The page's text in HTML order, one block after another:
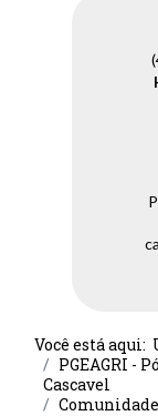
Você está aqui:
PGEAGRI -
Cascavel
Comunidade